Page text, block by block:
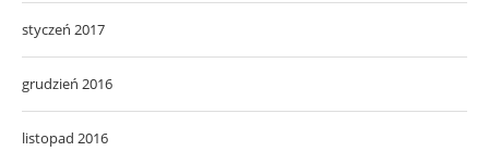
styczeń 2017
grudzień 2016
listopad 2016